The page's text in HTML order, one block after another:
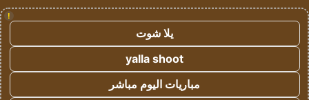
!
يلا شوت
yalla shoot
مباريات اليوم مباشر